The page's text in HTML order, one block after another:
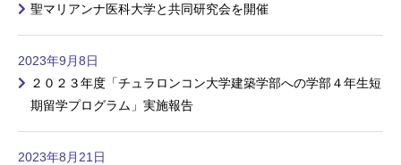
聖マリアンナ医科大学と共同研究会を開催
2023年9月8日
２０２３年度「チュラロンコン大学建築学部への学部４年生短
期留学プログラム」実施報告
2023年8月21日